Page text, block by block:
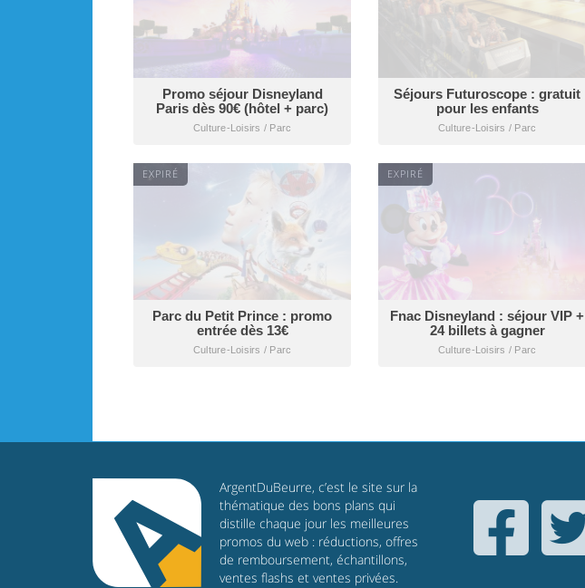
Promo séjour Disneyland
Paris dès 90€ (hôtel + parc)
Culture-Loisirs / Parc
Séjours Futuroscope : gratuit
pour les enfants
Culture-Loisirs / Parc
EXPIRÉ
Parc du Petit Prince : promo
entrée dès 13€
Culture-Loisirs / Parc
EXPIRÉ
Fnac Disneyland : séjour VIP +
24 billets à gagner
Culture-Loisirs / Parc
ArgentDuBeurre, c’est le site sur la
thématique des bons plans qui
distille chaque jour les meilleures
promos du web : réductions, offres
de remboursement, échantillons,
ventes flashs et ventes privées.